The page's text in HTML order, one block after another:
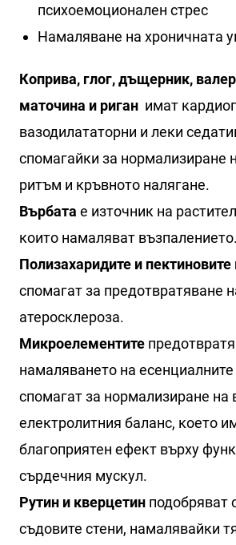
психоемоционален стрес
Намаляване на хроничната
Коприва, глог, дъщерник,
маточина и риган имат
вазодилататорни и леки
спомагайки за нормализиране
ритъм и кръвното налягане.
Върбата е източник на
които намаляват възпалението.
Полизахаридите и
спомагат за предотвратяване
атеросклероза.
Микроелементите
намаляването на есенциалните
спомагат за нормализиране на
електролитния баланс, което
благоприятен ефект върху
сърдечния мускул.
Рутин и кверцетин подобряват
съдовите стени, намалявайки